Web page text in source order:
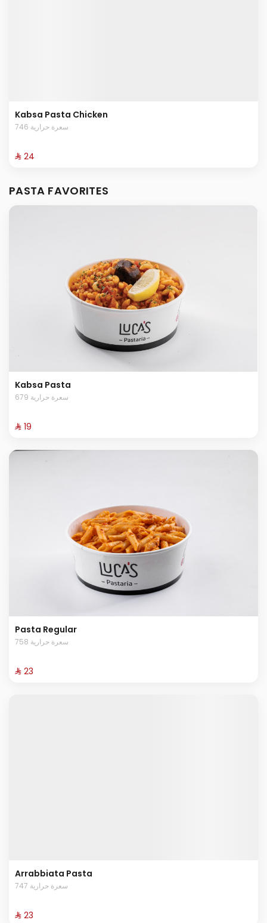
Kabsa Pasta Chicken
746 سعرة حرارية
⁨⁦‪‬ 24⁩
PASTA FAVORITES
Kabsa Pasta
679 سعرة حرارية
⁨⁦‪‬ 19⁩
Pasta Regular
758 سعرة حرارية
⁨⁦‪‬ 23⁩
Arrabbiata Pasta
747 سعرة حرارية
⁨⁦‪‬ 23⁩